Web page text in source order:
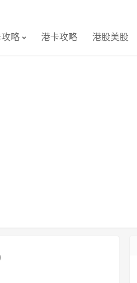
略 港卡攻略 港股美股